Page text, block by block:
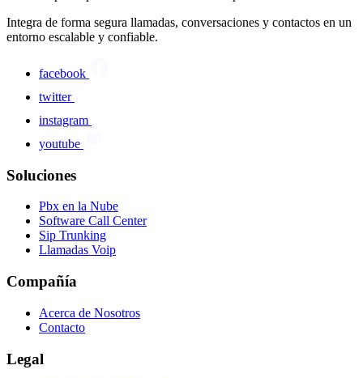
Integra de forma segura llamadas, conversaciones y contactos en un
entorno escalable y confiable.
facebook
twitter
instagram
youtube
Soluciones
Pbx en la Nube
Software Call Center
Sip Trunking
Llamadas Voip
Compañía
Acerca de Nosotros
Contacto
Legal